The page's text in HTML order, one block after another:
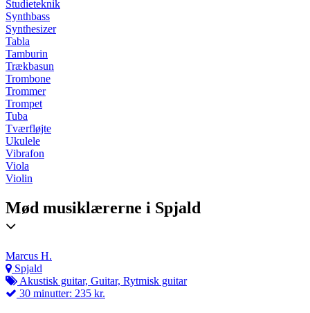
Studieteknik
Synthbass
Synthesizer
Tabla
Tamburin
Trækbasun
Trombone
Trommer
Trompet
Tuba
Tværfløjte
Ukulele
Vibrafon
Viola
Violin
Mød musiklærerne i Spjald
Marcus H.
Spjald
Akustisk guitar, Guitar, Rytmisk guitar
30 minutter: 235 kr.